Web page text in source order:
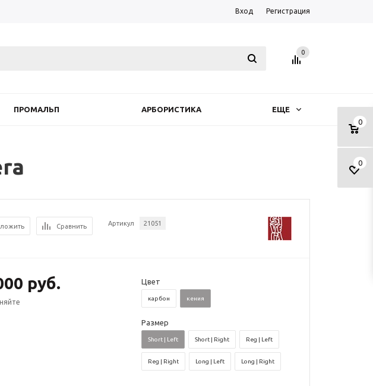
Вход Регистрация
0
0
0
ПРОМАЛЬП АРБОРИСТИКА ЕЩЕ
Сравнить Артикул 21051
руб. Цвет
карбон кения
Размер
Short | Left Short | Right Reg | Left
Reg | Right Long | Left Long | Right